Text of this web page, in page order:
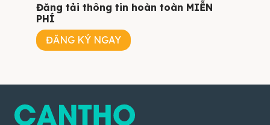
Đăng tải thông tin hoàn toàn MIỄN
PHÍ
ĐĂNG KÝ NGAY